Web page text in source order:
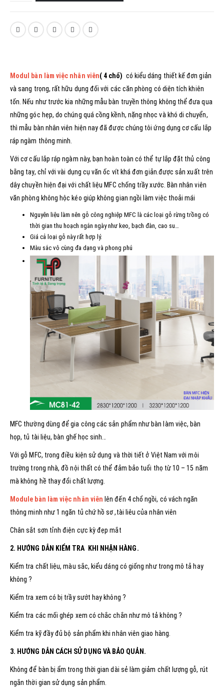
Modul bàn làm việc nhân viên( 4 chổ) có kiểu dáng thiết kế đơn giản
và sang trọng, rất hữu dụng đối với các căn phòng có diện tích khiên
tốn. Nếu như trước kia những mẫu bàn truyền thông không thể đưa qua
những góc hẹp, do chúng quá cồng kềnh, nặng nhọc và khó di chuyển,
thì mẫu bàn nhân viên hiện nay đã được chúng tôi ứng dụng cơ cấu lắp
ráp ngàm thông minh.
Với cơ cấu lắp ráp ngàm này, bạn hoàn toàn có thể tự lắp đặt thủ công
bằng tay, chỉ với vài dụng cụ văn ốc vít khá đơn giản.được sản xuất trên
dây chuyền hiện đại với chất liệu MFC chống trầy xước. Bàn nhân viên
văn phòng không hộc kéo giúp không gian ngồi làm việc thoải mái
Nguyên liệu làm nên gỗ công nghiệp MFC là các loại gỗ rừng trồng có
thời gian thu hoạch ngắn ngày như keo, bạch đàn, cao su…
Giá cả loại gỗ này rất hợp lý.
Màu sắc vô cùng đa dạng và phong phú
MFC thường dùng để gia công các sản phẩm như bàn làm việc, bàn
họp, tủ tài liệu, bàn ghế học sinh…
Với gỗ MFC, trong điều kiện sử dụng và thời tiết ở Việt Nam với môi
trường trong nhà, đồ nội thất có thể đảm bảo tuổi thọ từ 10 – 15 năm
mà không hề thay đổi chất lượng.
Module bàn làm việc nhân viên lên đến 4 chổ ngồi, có vách ngăn
thông minh như 1 ngăn tủ chứ hồ sơ ,tài liêu của nhân viên
Chân sắt sơn tỉnh điện cực kỳ đẹp mắt
2. HƯỚNG DẪN KIỂM TRA KHI NHẬN HÀNG.
Kiểm tra chất liệu, màu sắc, kiểu dáng có giống như trong mô tả hay
không ?
Kiểm tra xem có bị trầy sướt hay không ?
Kiểm tra các mối ghép xem có chắc chắn như mô tả không ?
Kiểm tra kỹ đầy đủ bộ sản phẩm khi nhân viên giao hàng.
3. HƯỚNG DẪN CÁCH SỬ DỤNG VÀ BẢO QUẢN.
Không để bàn bị ẩm trong thời gian dài sẻ làm giảm chất lượng gỗ, rút
ngắn thời gian sử dụng sản phẩm.